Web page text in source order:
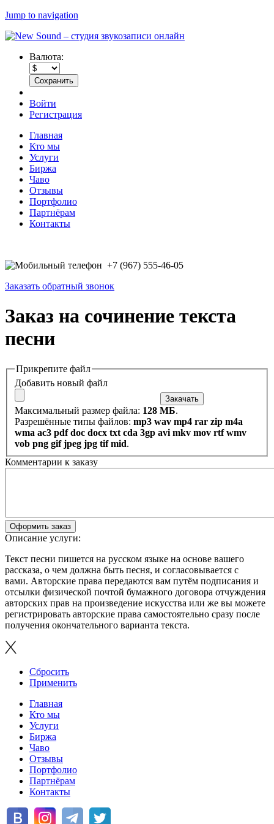
Jump to navigation
Валюта:
Войти
Регистрация
Главная
Кто мы
Услуги
Биржа
Чаво
Отзывы
Портфолио
Партнёрам
Контакты
+7 (967) 555-46-05
Заказать обратный звонок
Заказ на сочинение текста
песни
Прикрепите файл
Добавить новый файл
Максимальный размер файла: 128 МБ.
Разрешённые типы файлов: mp3 wav mp4 rar zip m4a
wma ac3 pdf doc docx txt cda 3gp avi mkv mov rtf wmv
vob png gif jpeg jpg tif mid.
Комментарии к заказу
Описание услуги:
Текст песни пишется на русском языке на основе вашего
рассказа, о чем должна быть песня, и согласовывается с
вами. Авторские права передаются вам путём подписания и
отсылки физической почтой бумажного договора отчуждения
авторских прав на произведение искусства или же вы можете
регистрировать авторские права самостоятельно сразу после
получения окончательного варианта текста.
Сбросить
Применить
Главная
Кто мы
Услуги
Биржа
Чаво
Отзывы
Портфолио
Партнёрам
Контакты